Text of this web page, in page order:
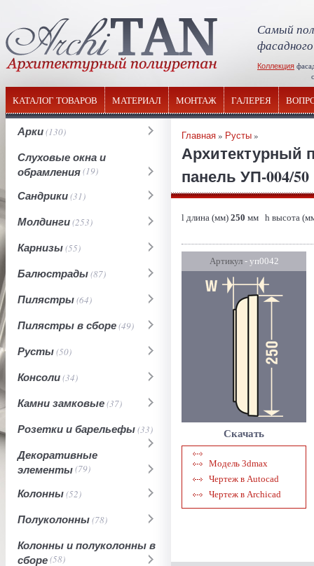
Самый
Коллекция
КАТАЛОГ ТОВАРОВ МАТЕРИАЛ МОНТАЖ ГАЛЕРЕЯ
Арки(130)
Слуховые окна и
обрамления(19)
Сандрики(31)
Молдинги(253)
Карнизы(55)
Балюстрады(87)
Пилястры(64)
Пилястры в сборе(49)
Русты(50)
Консоли(34)
Камни замковые(37)
Розетки и барельефы(33)
Декоративные
элементы(79)
Колонны(52)
Полуколонны(78)
Колонны и полуколонны в
сборе(58)
Главная» Русты»
Архитектурный
панель УП-004/50
l длина (мм) 250 мм h высота
Артикул- уп0042
Скачать
Модель 3dmax
Чертеж в Autocad
Чертеж в Archicad